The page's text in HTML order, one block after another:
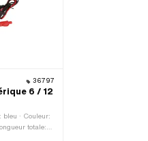
36797
6 / 12
· Couleur:
totale: